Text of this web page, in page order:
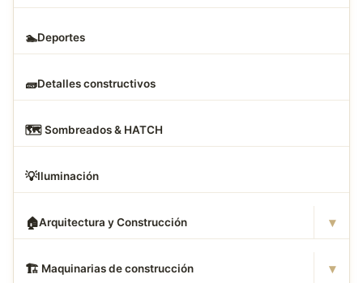
🏊Deportes
🧱Detalles constructivos
🗺️ Sombreados & HATCH
💡Iluminación
🏠Arquitectura y Construcción ▾
🏗 ️ Maquinarias de construcción ▾